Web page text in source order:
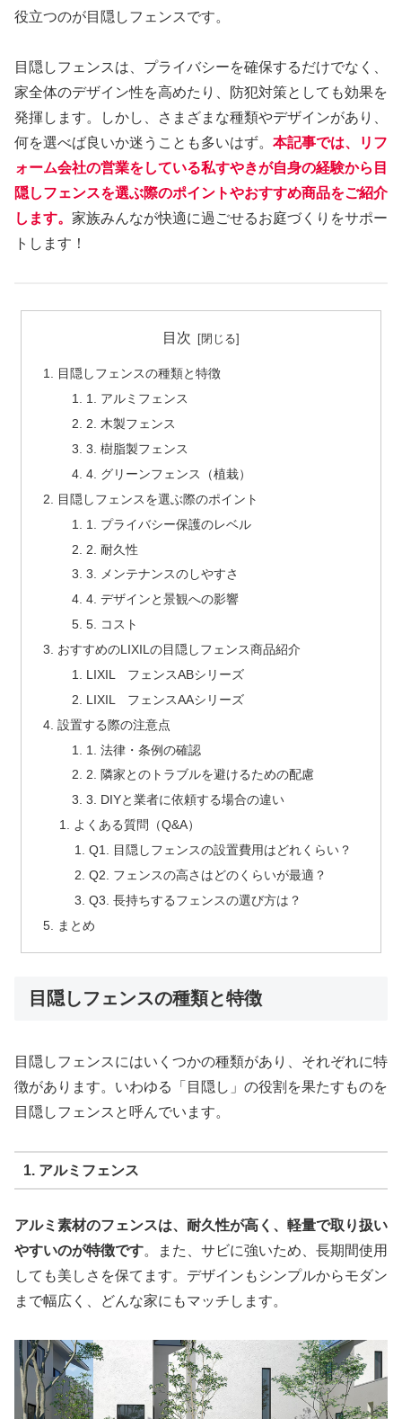
役立つのが目隠しフェンスです。
目隠しフェンスは、プライバシーを確保するだけでなく、
家全体のデザイン性を高めたり、防犯対策としても効果を
発揮します。しかし、さまざまな種類やデザインがあり、
何を選べば良いか迷うことも多いはず。 本記事では、リフ
ォーム会社の営業をしている私すやきが自身の経験から目
隠しフェンスを選ぶ際のポイントやおすすめ商品をご紹介
します。 家族みんなが快適に過ごせるお庭づくりをサポー
トします！
目次
目隠しフェンスの種類と特徴
1. アルミフェンス
2. 木製フェンス
3. 樹脂製フェンス
4. グリーンフェンス（植栽）
目隠しフェンスを選ぶ際のポイント
1. プライバシー保護のレベル
2. 耐久性
3. メンテナンスのしやすさ
4. デザインと景観への影響
5. コスト
おすすめのLIXILの目隠しフェンス商品紹介
LIXIL フェンスABシリーズ
LIXIL フェンスAAシリーズ
設置する際の注意点
1. 法律・条例の確認
2. 隣家とのトラブルを避けるための配慮
3. DIYと業者に依頼する場合の違い
よくある質問（Q&A）
Q1. 目隠しフェンスの設置費用はどれくらい？
Q2. フェンスの高さはどのくらいが最適？
Q3. 長持ちするフェンスの選び方は？
まとめ
目隠しフェンスの種類と特徴
目隠しフェンスにはいくつかの種類があり、それぞれに特
徴があります。いわゆる「目隠し」の役割を果たすものを
目隠しフェンスと呼んでいます。
1. アルミフェンス
アルミ素材のフェンスは、耐久性が高く、軽量で取り扱い
やすいのが特徴です。また、サビに強いため、長期間使用
しても美しさを保てます。デザインもシンプルからモダン
まで幅広く、どんな家にもマッチします。